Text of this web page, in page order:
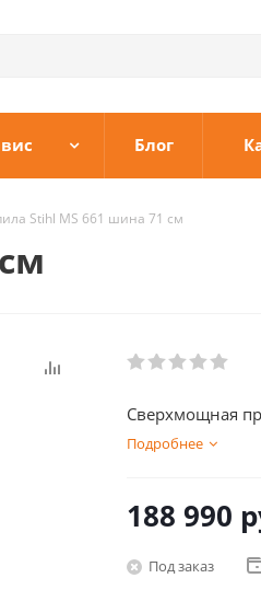
Блог
Stihl MS 661 шина 71 см
Сверхмощная
Подробнее
188 990
Под заказ